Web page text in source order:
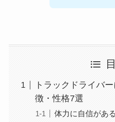
トラックドライバ
徴・性格7選
体力に自信がある